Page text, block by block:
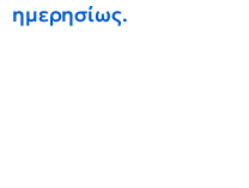
ημερησίως.